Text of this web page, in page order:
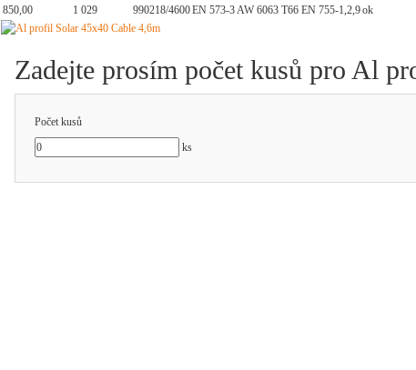
850,00
1 029 990218/4600EN 573-3 AW 6063 T66 EN 755-1,2,9ok
Zadejte prosím počet kusů pro Al
Počet kusů
ks